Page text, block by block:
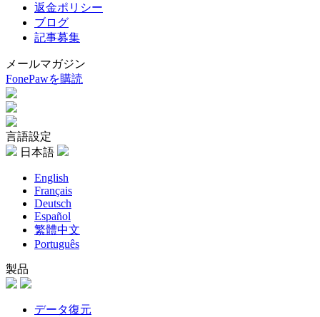
返金ポリシー
ブログ
記事募集
メールマガジン
FonePawを購読
言語設定
日本語
English
Français
Deutsch
Español
繁體中文
Português
製品
データ復元